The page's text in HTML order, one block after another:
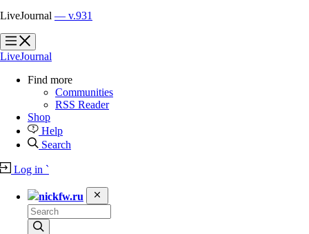
LiveJournal — v.931
?
?
LiveJournal
Find more
Communities
RSS Reader
Shop
Help
Search
Log in `
nickfw.ru